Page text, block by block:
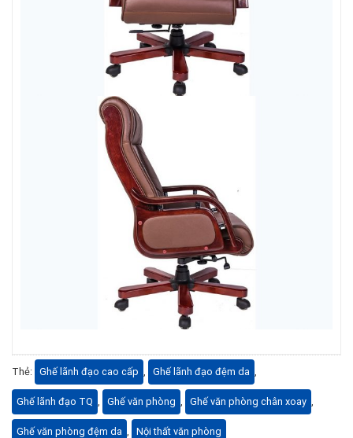
Thẻ: Ghế lãnh đạo cao cấp Ghế lãnh đạo đệm da
Ghế lãnh đạo TQ Ghế văn phòng Ghế văn phòng chân xoay
Ghế văn phòng đệm da Nội thất văn phòng